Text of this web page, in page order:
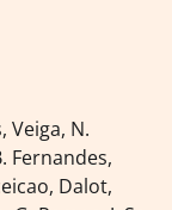
Veiga, N.
Fernandes,
Dalot,